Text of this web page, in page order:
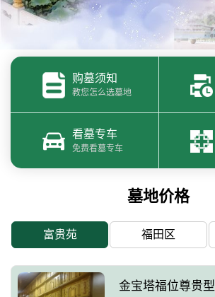
购墓须知
教您怎么选墓地
看墓专车
免费看墓专车
墓地价格
富贵苑 福田区
金宝塔福位尊贵型